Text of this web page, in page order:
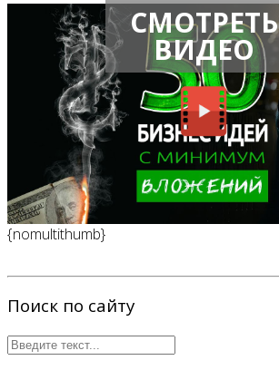
СМОТРЕТЬ
ВИДЕО
{nomultithumb}
Поиск по сайту